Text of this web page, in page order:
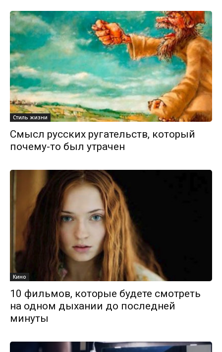
Стиль жизни
Смысл русских ругательств, который
почему-то был утрачен
Кино
10 фильмов, которые будете смотреть
на одном дыхании до последней
минуты